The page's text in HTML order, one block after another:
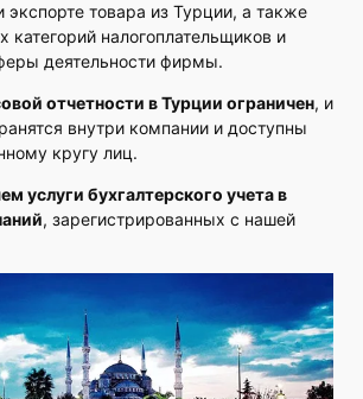
товара из Турции, а также
категорий налогоплательщиков и
деятельности фирмы.
отчетности в Турции ограничен, и
внутри компании и доступны
кругу лиц.
услуги бухгалтерского учета в
, зарегистрированных с нашей